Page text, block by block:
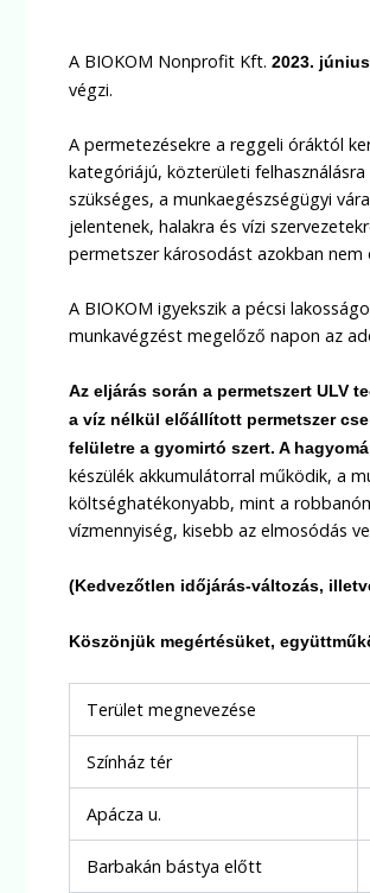
A BIOKOM Nonprofit Kft. 2023.
végzi.
A permetezésekre a reggeli óráktól
kategóriájú, közterületi
szükséges, a munkaegészségügyi
jelentenek, halakra és vízi
permetszer károsodást azokban
A BIOKOM igyekszik a pécsi
munkavégzést megelőző napon az
Az eljárás során a permetszert ULV
a víz nélkül előállított permetszer
felületre a gyomirtó szert. A
készülék akkumulátorral működik, a
költséghatékonyabb, mint a
vízmennyiség, kisebb az elmosódás
(Kedvezőtlen időjárás-változás,
Köszönjük megértésüket,
Terület megnevezése
Színház tér
Apácza u.
Barbakán bástya előtt